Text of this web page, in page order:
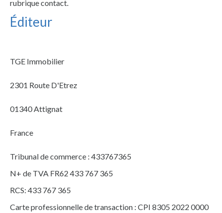
rubrique contact.
Éditeur
TGE Immobilier
2301 Route D'Etrez
01340 Attignat
France
Tribunal de commerce : 433767365
N+ de TVA FR62 433 767 365
RCS: 433 767 365
Carte professionnelle de transaction : CPI 8305 2022 0000